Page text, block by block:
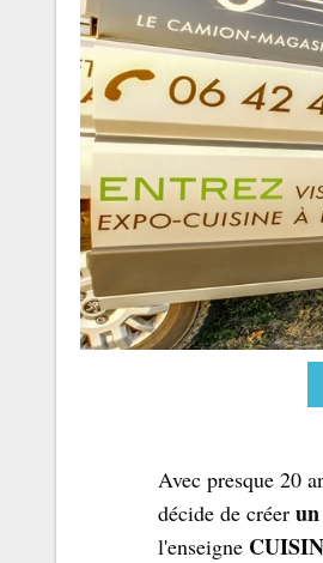
Avec presque 20
décide de créer
l'enseigne